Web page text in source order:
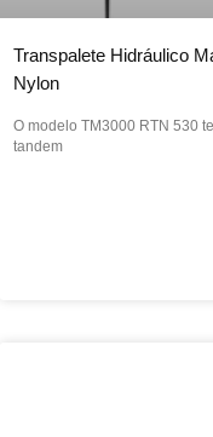
Transpalete Hidráulico
Nylon
O modelo TM3000 RTN 530
tandem